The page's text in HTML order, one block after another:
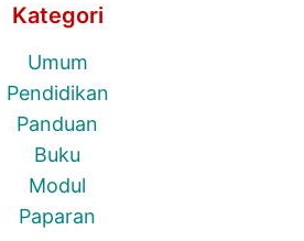
Kategori
Umum
Pendidikan
Panduan
Buku
Modul
Paparan